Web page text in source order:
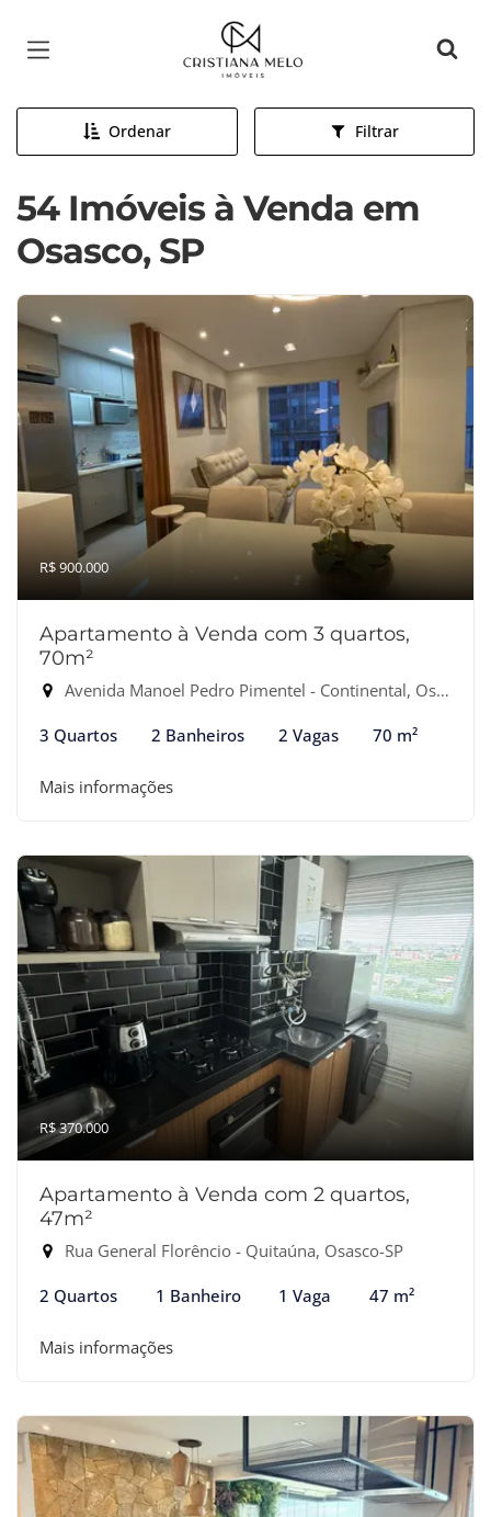
Página inicial
Ordenar Filtrar
54 Imóveis à Venda em
Osasco, SP
R$ 900.000
Apartamento à Venda com 3 quartos,
70m²
Avenida Manoel Pedro Pimentel - Continental, Osasco-SP
3 Quartos 2 Banheiros 2 Vagas 70 m²
Mais informações
R$ 370.000
Apartamento à Venda com 2 quartos,
47m²
Rua General Florêncio - Quitaúna, Osasco-SP
2 Quartos 1 Banheiro 1 Vaga 47 m²
Mais informações